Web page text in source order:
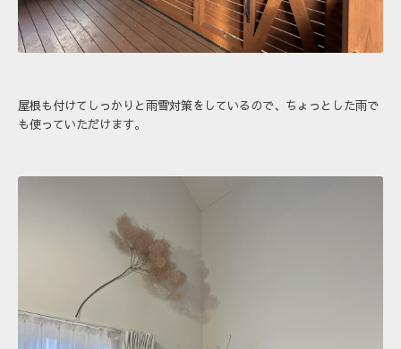
屋根も付けてしっかりと雨雪対策をしているので、ちょっとした雨で
も使っていただけます。